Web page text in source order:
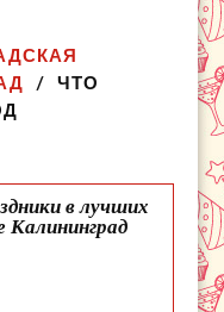
ЧТО
в лучших
Калининград